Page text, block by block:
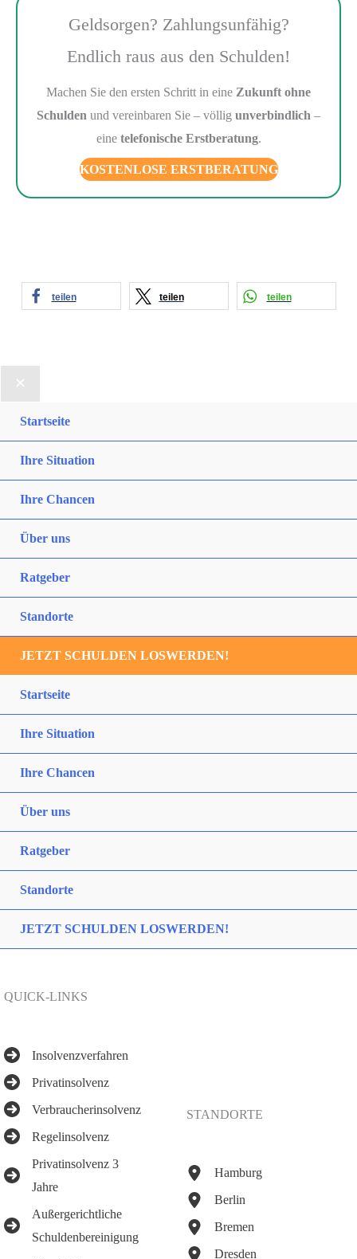
Geldsorgen? Zahlungsunfähig?
Endlich raus aus den Schulden!
Machen Sie den ersten Schritt in eine Zukunft ohne
Schulden und vereinbaren Sie – völlig unverbindlich –
eine telefonische Erstberatung.
KOSTENLOSE ERSTBERATUNG
teilen teilen teilen
Startseite
Ihre Situation
Ihre Chancen
Über uns
Ratgeber
Standorte
JETZT SCHULDEN LOSWERDEN!
Startseite
Ihre Situation
Ihre Chancen
Über uns
Ratgeber
Standorte
JETZT SCHULDEN LOSWERDEN!
QUICK-LINKS
Insolvenzverfahren
Privatinsolvenz
Verbraucherinsolvenz
Regelinsolvenz
Privatinsolvenz 3
Jahre
Außergerichtliche
Schuldenbereinigung
STANDORTE
Hamburg
Berlin
Bremen
Dresden